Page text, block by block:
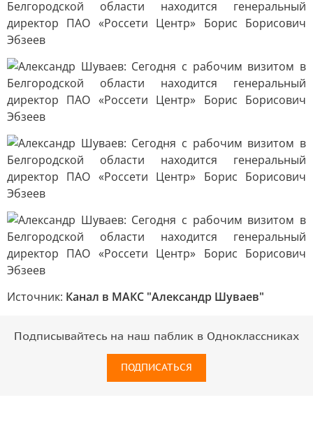
Источник: Канал в МАКС "Александр Шуваев"
Подписывайтесь на наш паблик в Одноклассниках
ПОДПИСАТЬСЯ